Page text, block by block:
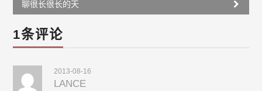
navigation
聊很长很长的天
1条评论
2013-08-16
LANCE